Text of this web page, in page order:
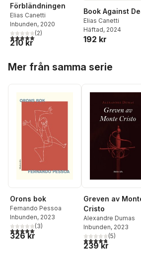
Förbländningen
Elias Canetti
Inbunden, 2020
5,0utav 5 stjärnor. Totalt antal röster:
(2)
210 kr
Book Against
Elias Canetti
Häftad, 2024
192 kr
Mer från samma serie
Orons bok
Fernando Pessoa
Inbunden, 2023
5,0utav 5 stjärnor. Totalt antal röster:
(3)
326 kr
Greven av
Cristo
Alexandre Dumas
Inbunden, 2023
4,8utav 5 stjärnor.
(5)
239 kr